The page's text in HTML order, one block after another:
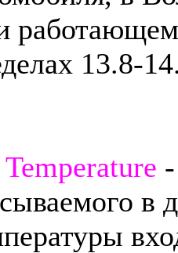
13.8-
в